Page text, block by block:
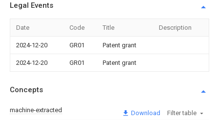
Legal Events
Date Code Title Description
2024-12-20 GR01 Patent grant
2024-12-20 GR01 Patent grant
Concepts
machine-extracted Download Filter table